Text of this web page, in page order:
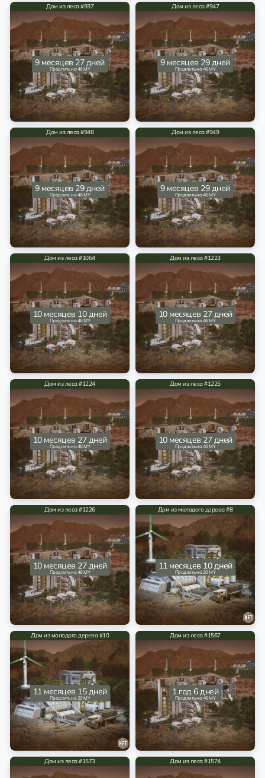
Дом из леса #937
9 месяцев 27 дней
Продлить на 46 MY
Дом из леса #947
9 месяцев 29 дней
Продлить на 46 MY
Дом из леса #948
9 месяцев 29 дней
Продлить на 46 MY
Дом из леса #949
9 месяцев 29 дней
Продлить на 46 MY
Дом из леса #1064
10 месяцев 10 дней
Продлить на 46 MY
Дом из леса #1223
10 месяцев 27 дней
Продлить на 46 MY
Дом из леса #1224
10 месяцев 27 дней
Продлить на 46 MY
Дом из леса #1225
10 месяцев 27 дней
Продлить на 46 MY
Дом из леса #1226
10 месяцев 27 дней
Продлить на 46 MY
Дом из молодого дерева #8
11 месяцев 10 дней
Продлить на 20 MY
Дом из молодого дерева #10
11 месяцев 15 дней
Продлить на 20 MY
Дом из леса #1567
1 год 6 дней
Продлить на 46 MY
Дом из леса #1573 Дом из леса #1574